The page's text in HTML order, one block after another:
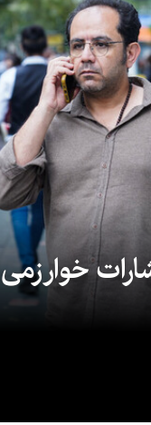
خوارزمی